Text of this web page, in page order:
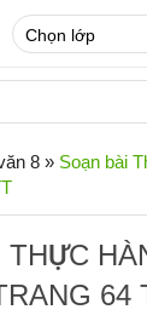
8 » Soạn bài
64